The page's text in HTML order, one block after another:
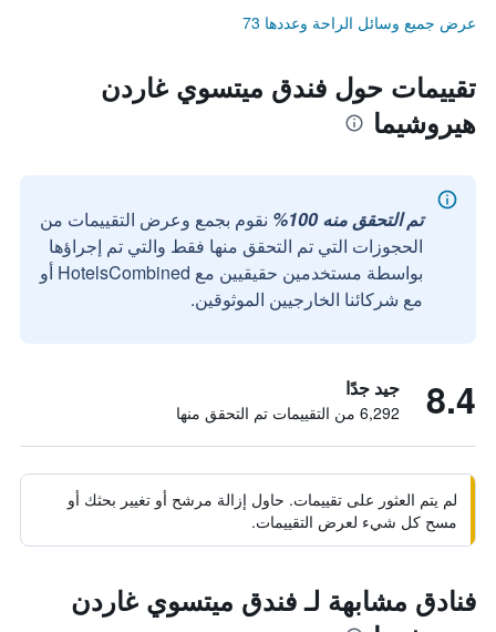
عرض جميع وسائل الراحة وعددها 73
تقييمات حول فندق ميتسوي غاردن
هيروشيما
تم التحقق منه 100%
نقوم بجمع وعرض التقييمات من
الحجوزات التي تم التحقق منها فقط والتي تم إجراؤها
بواسطة مستخدمين حقيقيين مع HotelsCombined أو
مع شركائنا الخارجيين الموثوقين.
8.4 جيد جدًا
6,292 من التقييمات تم التحقق منها
لم يتم العثور على تقييمات. حاول إزالة مرشح أو تغيير بحثك أو
مسح كل شيء لعرض التقييمات.
فنادق مشابهة لـ فندق ميتسوي غاردن